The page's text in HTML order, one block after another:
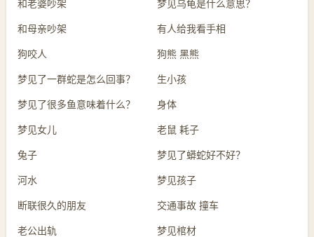
和老婆吵架 梦见乌龟是什么意思？
和母亲吵架 有人给我看手相
狗咬人 狗熊 黑熊
梦见了一群蛇是怎么回事？ 生小孩
梦见了很多鱼意味着什么？ 身体
梦见女儿 老鼠 耗子
兔子 梦见了蟒蛇好不好？
河水 梦见孩子
断联很久的朋友 交通事故 撞车
老公出轨 梦见棺材